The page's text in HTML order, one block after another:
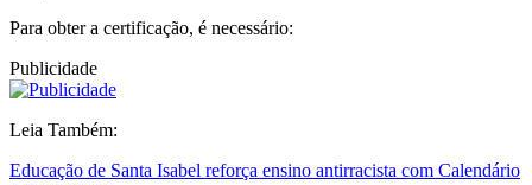
Para obter a certificação, é necessário:
Publicidade
Leia Também:
Educação de Santa Isabel reforça ensino antirracista com Calendário